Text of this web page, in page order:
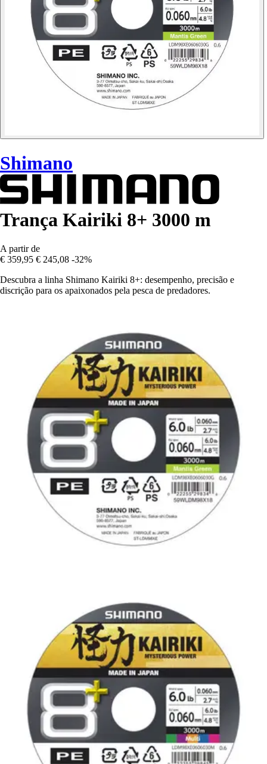
Shimano
Trança Kairiki 8+ 3000 m
A partir de
€ 359,95 € 245,08 -32%
Descubra a linha Shimano Kairiki 8+: desempenho, precisão e
discrição para os apaixonados pela pesca de predadores.